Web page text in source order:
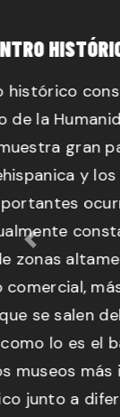
Las
por la
por
Previous